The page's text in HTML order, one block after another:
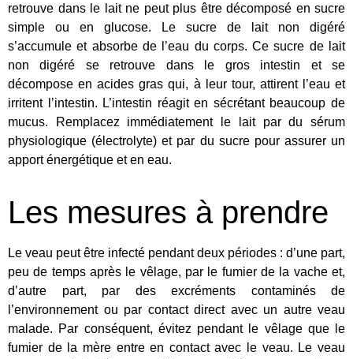
retrouve dans le lait ne peut plus être décomposé en sucre
simple ou en glucose. Le sucre de lait non digéré
s’accumule et absorbe de l’eau du corps. Ce sucre de lait
non digéré se retrouve dans le gros intestin et se
décompose en acides gras qui, à leur tour, attirent l’eau et
irritent l’intestin. L’intestin réagit en sécrétant beaucoup de
mucus. Remplacez immédiatement le lait par du sérum
physiologique (électrolyte) et par du sucre pour assurer un
apport énergétique et en eau.
Les mesures à prendre
Le veau peut être infecté pendant deux périodes : d’une part,
peu de temps après le vêlage, par le fumier de la vache et,
d’autre part, par des excréments contaminés de
l’environnement ou par contact direct avec un autre veau
malade. Par conséquent, évitez pendant le vêlage que le
fumier de la mère entre en contact avec le veau. Le veau